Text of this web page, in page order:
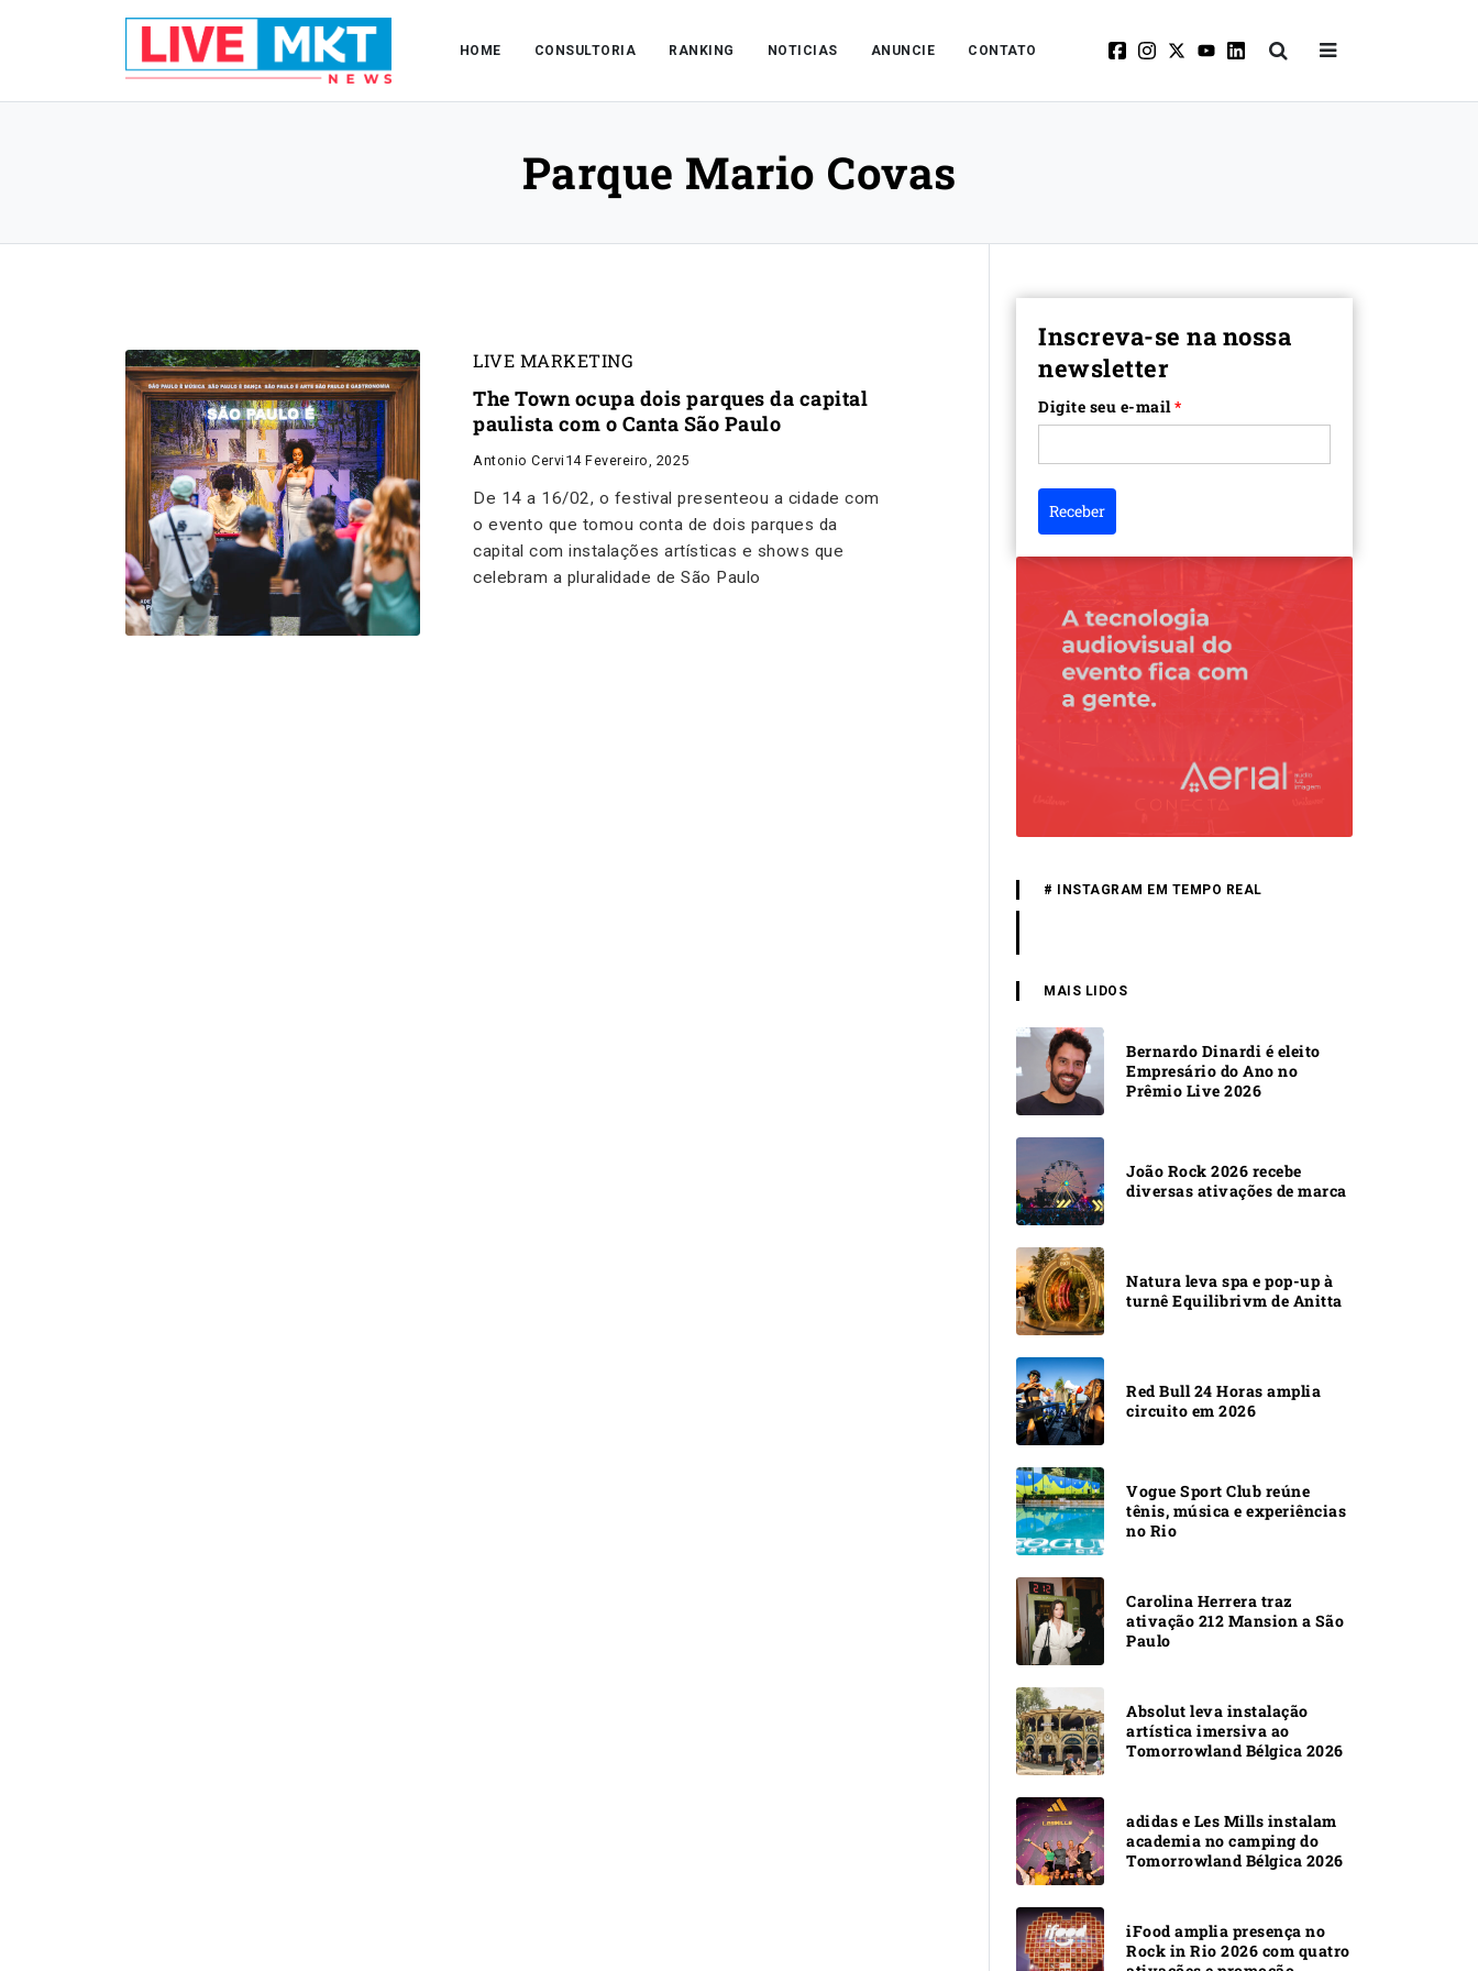
HOME CONSULTORIA RANKING NOTICIAS ANUNCIE CONTATO
Parque Mario Covas
LIVE MARKETING
The Town ocupa dois parques da capital
paulista com o Canta São Paulo
Antonio Cervi 14 Fevereiro, 2025
De 14 a 16/02, o festival presenteou a cidade com
o evento que tomou conta de dois parques da
capital com instalações artísticas e shows que
celebram a pluralidade de São Paulo
Inscreva-se na nossa
newsletter
Digite seu e-mail*
Receber
# INSTAGRAM EM TEMPO REAL
MAIS LIDOS
Bernardo Dinardi é eleito
Empresário do Ano no
Prêmio Live 2026
João Rock 2026 recebe
diversas ativações de marca
Natura leva spa e pop-up à
turnê Equilibrivm de Anitta
Red Bull 24 Horas amplia
circuito em 2026
Vogue Sport Club reúne
tênis, música e experiências
no Rio
Carolina Herrera traz
ativação 212 Mansion a São
Paulo
Absolut leva instalação
artística imersiva ao
Tomorrowland Bélgica 2026
adidas e Les Mills instalam
academia no camping do
Tomorrowland Bélgica 2026
iFood amplia presença no
Rock in Rio 2026 com quatro